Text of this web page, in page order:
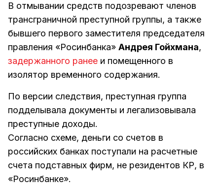
В отмывании средств подозревают членов
трансграничной преступной группы, а также
бывшего первого заместителя председателя
правления «Росинбанка» Андрея Гойхмана,
задержанного ранее и помещенного в
изолятор временного содержания.
По версии следствия, преступная группа
подделывала документы и легализовывала
преступные доходы.
Согласно схеме, деньги со счетов в
российских банках поступали на расчетные
счета подставных фирм, не резидентов КР, в
«Росинбанке».